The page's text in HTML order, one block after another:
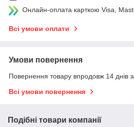
Онлайн-оплата карткою Visa,
Всі умови оплати
Умови повернення
Повернення товару впродовж 14 днів
Всі умови повернення
Подібні товари компанії